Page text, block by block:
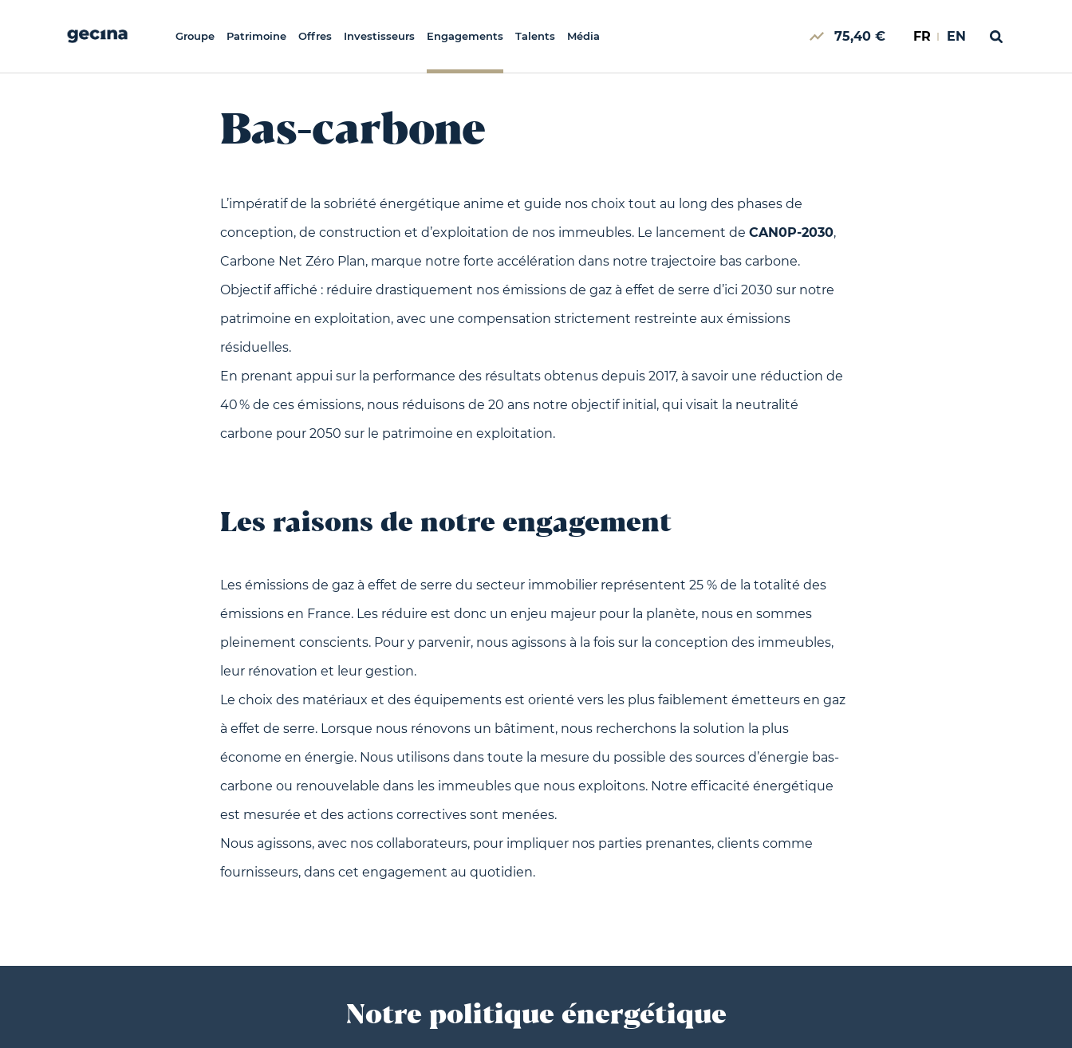
Groupe Patrimoine Offres Investisseurs Engagements Talents Média 75,40 € FR EN
Bas-carbone
L’impératif de la sobriété énergétique anime et guide nos choix tout au long des phases de
conception, de construction et d’exploitation de nos immeubles. Le lancement de CAN0P-2030,
Carbone Net Zéro Plan, marque notre forte accélération dans notre trajectoire bas carbone.
Objectif affiché : réduire drastiquement nos émissions de gaz à effet de serre d’ici 2030 sur notre
patrimoine en exploitation, avec une compensation strictement restreinte aux émissions
résiduelles.
En prenant appui sur la performance des résultats obtenus depuis 2017, à savoir une réduction de
40 % de ces émissions, nous réduisons de 20 ans notre objectif initial, qui visait la neutralité
carbone pour 2050 sur le patrimoine en exploitation.
Les raisons de notre engagement
Les émissions de gaz à effet de serre du secteur immobilier représentent 25 % de la totalité des
émissions en France. Les réduire est donc un enjeu majeur pour la planète, nous en sommes
pleinement conscients. Pour y parvenir, nous agissons à la fois sur la conception des immeubles,
leur rénovation et leur gestion.
Le choix des matériaux et des équipements est orienté vers les plus faiblement émetteurs en gaz
à effet de serre. Lorsque nous rénovons un bâtiment, nous recherchons la solution la plus
économe en énergie. Nous utilisons dans toute la mesure du possible des sources d’énergie bas-
carbone ou renouvelable dans les immeubles que nous exploitons. Notre efficacité énergétique
est mesurée et des actions correctives sont menées.
Nous agissons, avec nos collaborateurs, pour impliquer nos parties prenantes, clients comme
fournisseurs, dans cet engagement au quotidien.
Notre politique énergétique